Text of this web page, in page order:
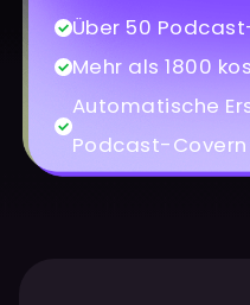
Über 50
Mehr als 1800
Automatische
Podcast-Covern